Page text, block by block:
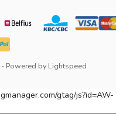
- Powered by Lightspeed
gtag/js?id=AW-